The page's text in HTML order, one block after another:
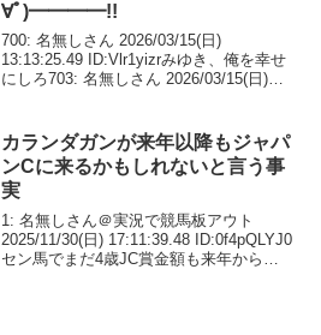
∀ﾟ)━━━━!!
700: 名無しさん 2026/03/15(日)
13:13:25.49 ID:Vlr1yizrみゆき、俺を幸せ
にしろ703: 名無しさん 2026/03/15(日)
カランダガンが来年以降もジャパ
ンCに来るかもしれないと言う事
実
1: 名無しさん＠実況で競馬板アウト
2025/11/30(日) 17:11:39.48 ID:0f4pQLYJ0
セン馬でまだ4歳JC賞金額も来年から更